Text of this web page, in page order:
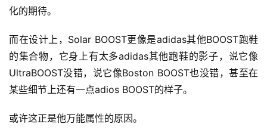
化的期待。
而在设计上，Solar BOOST更像是adidas其他BOOST跑鞋
的集合物，它身上有太多adidas其他跑鞋的影子，说它像
UltraBOOST没错，说它像Boston BOOST也没错，甚至在
某些细节上还有一点adios BOOST的样子。
或许这正是他万能属性的原因。